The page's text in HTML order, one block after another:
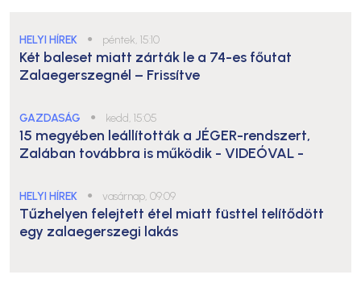
HELYI HÍREK ● péntek, 15:10
Két baleset miatt zárták le a 74-es főutat
Zalaegerszegnél – Frissítve
GAZDASÁG ● kedd, 15:05
15 megyében leállították a JÉGER-rendszert,
Zalában továbbra is működik - VIDEÓVAL -
HELYI HÍREK ● vasárnap, 09:09
Tűzhelyen felejtett étel miatt füsttel telítődött
egy zalaegerszegi lakás